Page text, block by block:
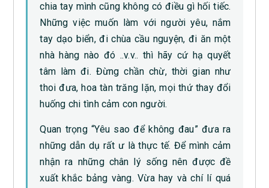
chia tay mình cũng không có điều gì hối tiếc.
Những việc muốn làm với người yêu, nắm
tay dạo biển, đi chùa cầu nguyện, đi ăn một
nhà hàng nào đó ..v.v.. thì hãy cứ hạ quyết
tâm làm đi. Đừng chần chừ, thời gian như
thoi đưa, hoa tàn trăng lặn, mọi thứ thay đổi
huống chi tình cảm con người.
Quan trọng “Yêu sao để không đau” đưa ra
những dẫn dụ rất ư là thực tế. Để mình cảm
nhận ra những chân lý sống nên được đề
xuất khắc bảng vàng. Vừa hay và chí lí quá